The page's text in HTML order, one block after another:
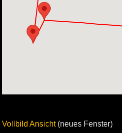
Vollbild Ansicht(neues Fenster)